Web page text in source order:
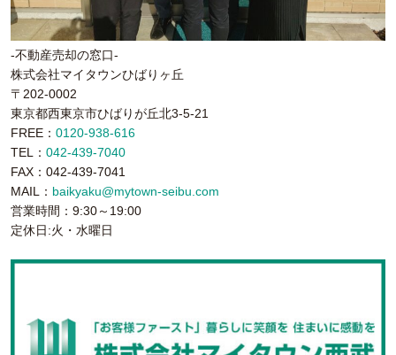
-不動産売却の窓口-
株式会社マイタウンひばりヶ丘
〒202-0002
東京都西東京市ひばりが丘北3-5-21
FREE： 0120-938-616
TEL： 042-439-7040
FAX：042-439-7041
MAIL： baikyaku@mytown-seibu.com
営業時間：9:30～19:00
定休日:火・水曜日